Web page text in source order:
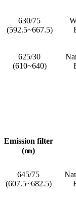
630/75
(592.5~667.5)
625/30
(610~640)
Emission filter
(㎚)
645/75
(607.5~682.5)